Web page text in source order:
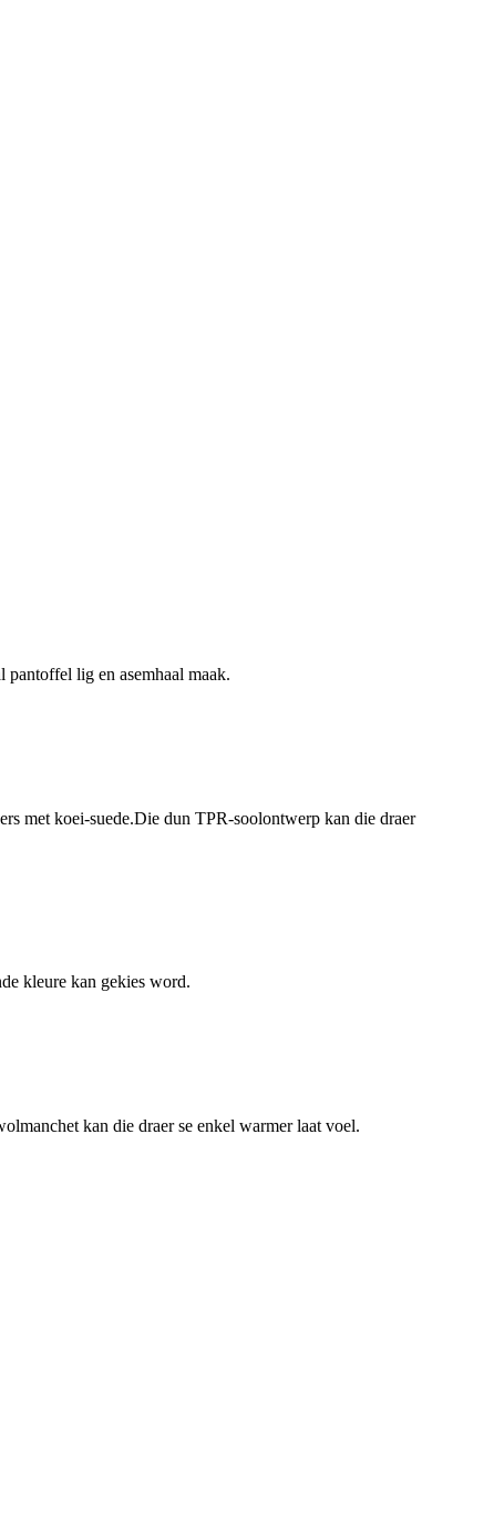
lig en asemhaal maak.
met koei-suede.Die dun TPR-soolontwerp kan die draer
kleure kan gekies word.
kan die draer se enkel warmer laat voel.